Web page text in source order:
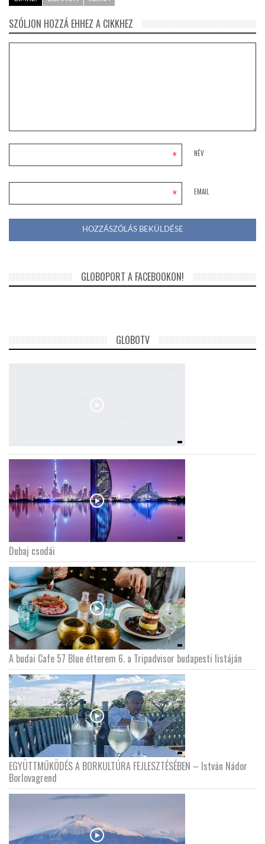
SZÓLJON HOZZÁ EHHEZ A CIKKHEZ
NÉV
*
EMAIL
*
GLOBOPORT A FACEBOOKON!
GLOBOTV
Dubaj csodái
A budai Cafe 57 Blue étterem 6. a Tripadvisor budapesti listáján
EGYÜTTMŰKÖDÉS A BORKULTÚRA FEJLESZTÉSÉBEN – István Nádor
Borlovagrend